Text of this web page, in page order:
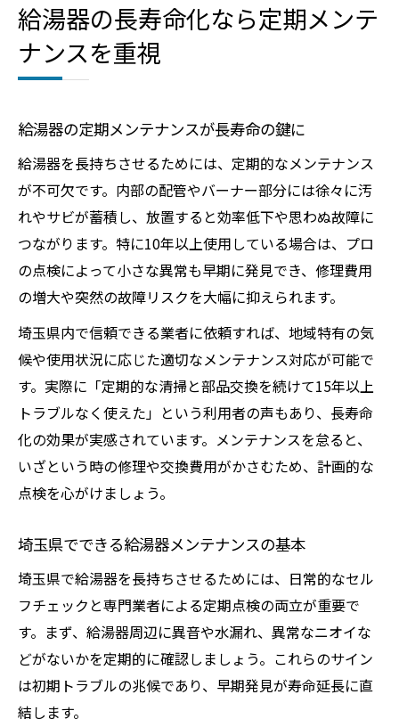
給湯器の長寿命化なら定期メンテ
ナンスを重視
給湯器の定期メンテナンスが長寿命の鍵に
給湯器を長持ちさせるためには、定期的なメンテナンス
が不可欠です。内部の配管やバーナー部分には徐々に汚
れやサビが蓄積し、放置すると効率低下や思わぬ故障に
つながります。特に10年以上使用している場合は、プロ
の点検によって小さな異常も早期に発見でき、修理費用
の増大や突然の故障リスクを大幅に抑えられます。
埼玉県内で信頼できる業者に依頼すれば、地域特有の気
候や使用状況に応じた適切なメンテナンス対応が可能で
す。実際に「定期的な清掃と部品交換を続けて15年以上
トラブルなく使えた」という利用者の声もあり、長寿命
化の効果が実感されています。メンテナンスを怠ると、
いざという時の修理や交換費用がかさむため、計画的な
点検を心がけましょう。
埼玉県でできる給湯器メンテナンスの基本
埼玉県で給湯器を長持ちさせるためには、日常的なセル
フチェックと専門業者による定期点検の両立が重要で
す。まず、給湯器周辺に異音や水漏れ、異常なニオイな
どがないかを定期的に確認しましょう。これらのサイン
は初期トラブルの兆候であり、早期発見が寿命延長に直
結します。